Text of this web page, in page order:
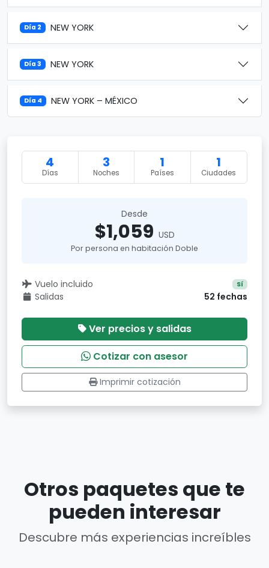
Día 2 NEW YORK
Día 3 NEW YORK
Día 4 NEW YORK – MÉXICO
4
Días
3
Noches
1
Países
1
Ciudades
Desde
$1,059 USD
Por persona en habitación Doble
Vuelo incluido Sí
Salidas 52 fechas
Ver precios y salidas
Cotizar con asesor
Imprimir cotización
Otros paquetes que te
pueden interesar
Descubre más experiencias increíbles